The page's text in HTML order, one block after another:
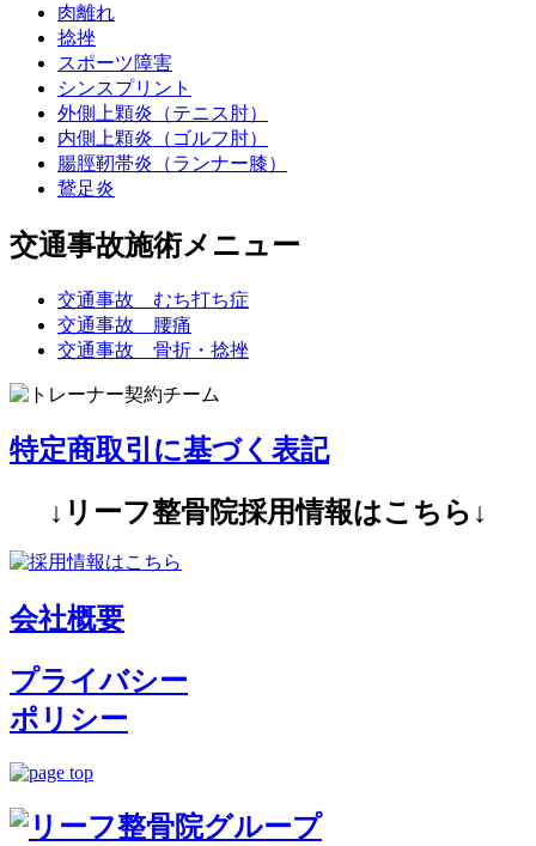
肉離れ
捻挫
スポーツ障害
シンスプリント
外側上顆炎（テニス肘）
内側上顆炎（ゴルフ肘）
腸脛靭帯炎（ランナー膝）
鵞足炎
交通事故施術メニュー
交通事故 むち打ち症
交通事故 腰痛
交通事故 骨折・捻挫
特定商取引に基づく表記
↓リーフ整骨院採用情報はこちら↓
会社概要
プライバシー
ポリシー